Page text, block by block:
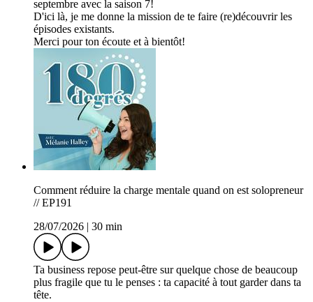
septembre avec la saison 7!
D'ici là, je me donne la mission de te faire (re)découvrir les
épisodes existants.
Merci pour ton écoute et à bientôt!
Comment réduire la charge mentale quand on est solopreneur
// EP191
28/07/2026
30 min
Ta business repose peut-être sur quelque chose de beaucoup
plus fragile que tu le penses : ta capacité à tout garder dans ta
tête.